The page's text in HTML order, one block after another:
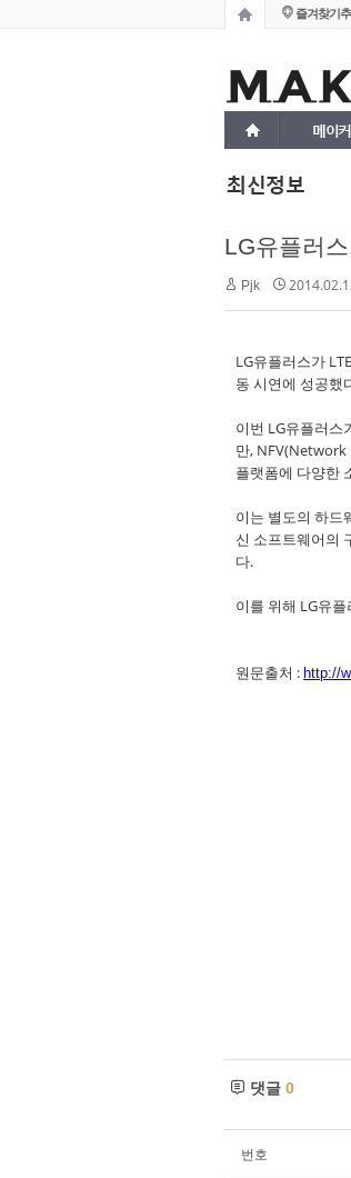
즐겨찾기
메이
최신정보
LG유플러
Pjk
LG유플러스가
동 시연에 성공했
이번 LG유플러스
만,
플랫폼에 다양한
이는 별도의 하드
신 소프트웨어의
다.
이를 위해 LG유플
원문출처 : http://
댓글 0
번호